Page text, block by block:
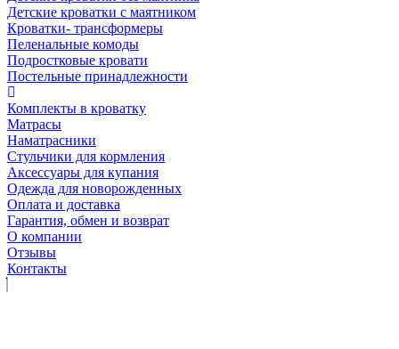
Детские кроватки с маятником
Кроватки- трансформеры
Пеленальные комоды
Подростковые кровати
Постельные принадлежности
Комплекты в кроватку
Матрасы
Наматрасники
Стульчики для кормления
Аксессуары для купания
Одежда для новорожденных
Оплата и доставка
Гарантия, обмен и возврат
О компании
Отзывы
Контакты